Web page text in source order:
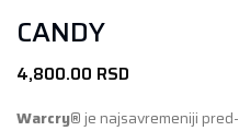
CANDY
4,800.00 RSD
Warcry® je najsavremeniji pred-